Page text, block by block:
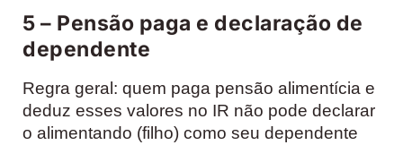
5 – Pensão paga e declaração de
dependente
Regra geral: quem paga pensão alimentícia e
deduz esses valores no IR não pode declarar
o alimentando (filho) como seu dependente